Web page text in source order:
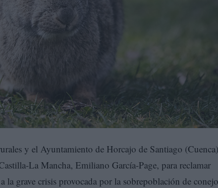
y el Ayuntamiento de Horcajo de Santiago (Cuenca)
La Mancha, Emiliano García-Page, para reclamar
la grave crisis provocada por la sobrepoblación de